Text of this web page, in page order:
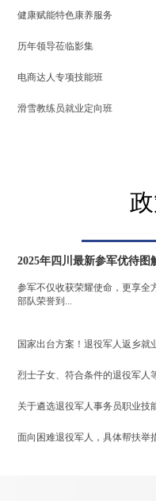
健康赋能特色康养服务
历年领导莅临影集
电商达人专项技能班
滑雪教练员就业定向班
2025年四川最新参军优待图
参军不仅收获荣耀使命，更享全
部队荣誉到...
面向困难退役军人，具体帮扶举